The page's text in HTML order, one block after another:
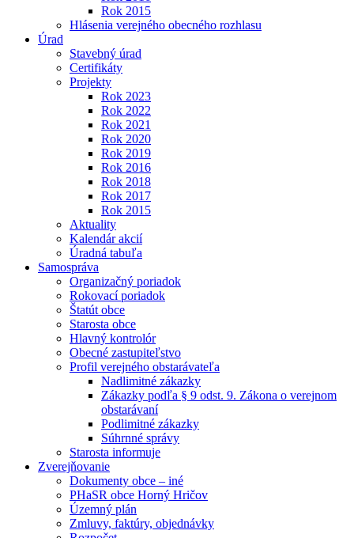
Rok 2015
Hlásenia verejného obecného rozhlasu
Úrad
Stavebný úrad
Certifikáty
Projekty
Rok 2023
Rok 2022
Rok 2021
Rok 2020
Rok 2019
Rok 2016
Rok 2018
Rok 2017
Rok 2015
Aktuality
Kalendár akcií
Úradná tabuľa
Samospráva
Organizačný poriadok
Rokovací poriadok
Štatút obce
Starosta obce
Hlavný kontrolór
Obecné zastupiteľstvo
Profil verejného obstarávateľa
Nadlimitné zákazky
Zákazky podľa § 9 odst. 9. Zákona o verejnom
obstarávaní
Podlimitné zákazky
Súhrnné správy
Starosta informuje
Zverejňovanie
Dokumenty obce – iné
PHaSR obce Horný Hričov
Územný plán
Zmluvy, faktúry, objednávky